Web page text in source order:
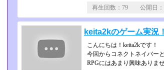
再生回数：79 公開日
keita2kのゲーム実況
こんにちは！keita2kです！
今回からコネクトネイバー
RPGにはあまり興味ありま